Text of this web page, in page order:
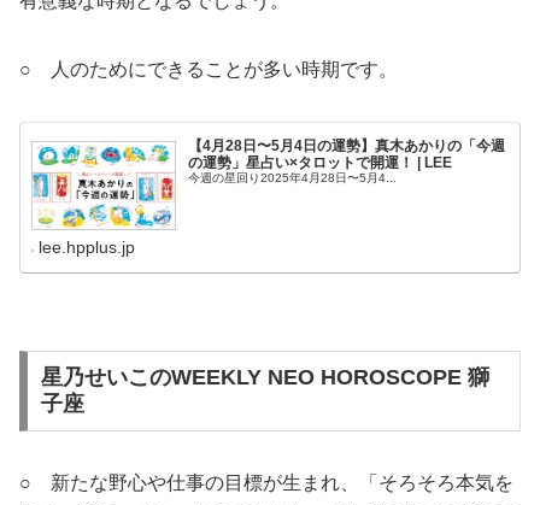
○ 人のためにできることが多い時期です。
【4月28日〜5月4日の運勢】真木あかりの「今週
の運勢」星占い×タロットで開運！ | LEE
今週の星回り2025年4月28日〜5月4...
lee.hpplus.jp
星乃せいこのWEEKLY NEO HOROSCOPE 獅
子座
○ 新たな野心や仕事の目標が生まれ、「そろそろ本気を